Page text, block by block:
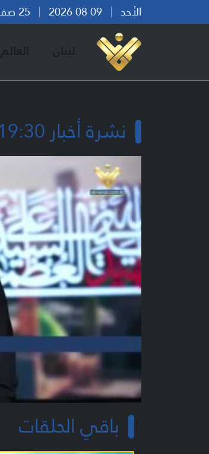
الأحد
لبنان العالم
نشرة أخبار 19:30 - 08-07-2026
باقي الحلقات